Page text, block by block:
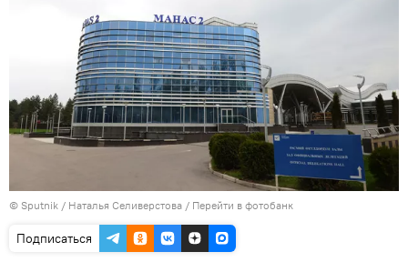
© Sputnik / Наталья Селиверстова / Перейти в фотобанк
Подписаться